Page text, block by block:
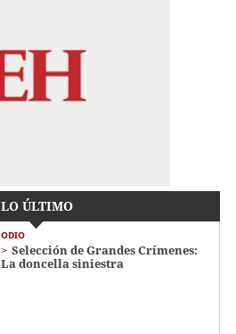
LO ÚLTIMO
ODIO
Selección de Grandes Crímenes:
La doncella siniestra